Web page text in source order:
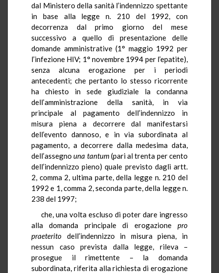
dal Ministero della sanità l’indennizzo spettante
in base alla legge n. 210 del 1992, con
decorrenza dal primo giorno del mese
successivo a quello di presentazione delle
domande amministrative (1° maggio 1992 per
l’infezione HIV; 1° novembre 1994 per l’epatite),
senza alcuna erogazione per i periodi
antecedenti; che pertanto lo stesso ricorrente
ha chiesto in sede giudiziale la condanna
dell’amministrazione della sanità, in via
principale al pagamento dell’indennizzo in
misura piena a decorrere dal manifestarsi
dell’evento dannoso, e in via subordinata al
pagamento, a decorrere dalla medesima data,
dell’assegnouna tantum (pari al trenta per cento
dell’indennizzo pieno) quale previsto dagli artt.
2, comma 2, ultima parte, della legge n. 210 del
1992 e 1, comma 2, seconda parte, della legge n.
238 del 1997;
che, una volta escluso di poter dare ingresso
alla domanda principale di erogazione pro
praeterito dell’indennizzo in misura piena, in
nessun caso prevista dalla legge, rileva –
prosegue il rimettente – la domanda
subordinata, riferita alla richiesta di erogazione